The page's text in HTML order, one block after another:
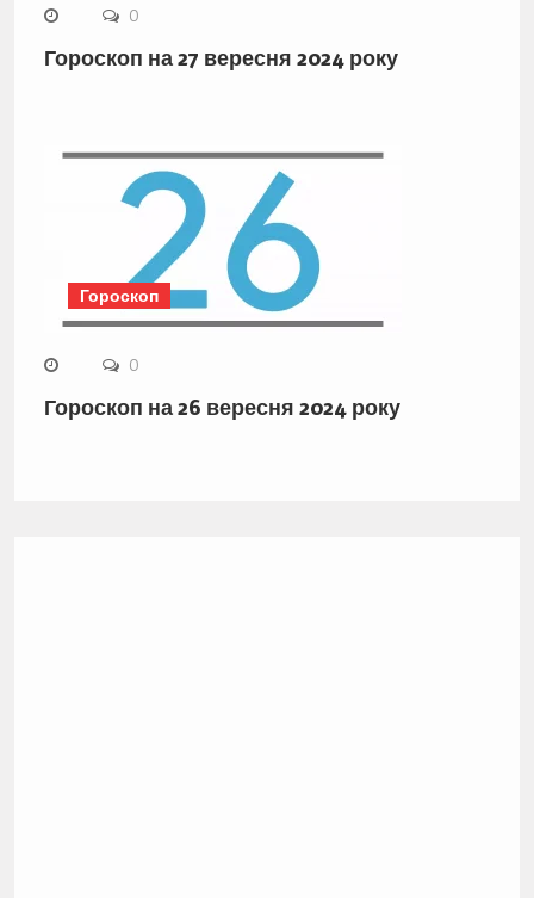
0
Гороскоп на 27 вересня 2024 року
Гороскоп
0
Гороскоп на 26 вересня 2024 року